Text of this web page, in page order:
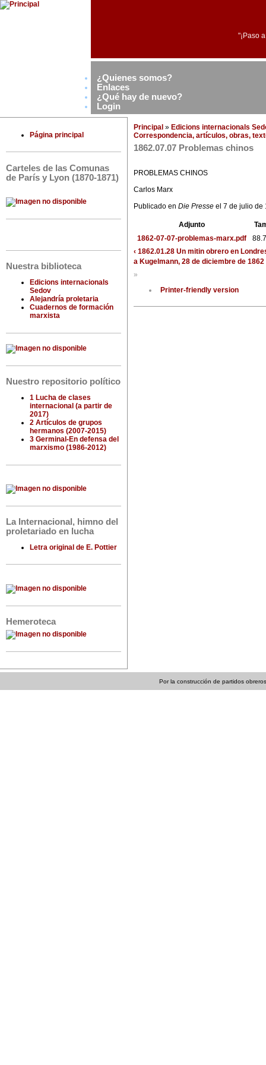
"¡Paso
¿Quienes somos?
Enlaces
¿Qué hay de nuevo?
Login
Página principal
Carteles de las Comunas
de París y Lyon (1870-1871)
Nuestra biblioteca
Edicions internacionals
Sedov
Alejandría proletaria
Cuadernos de formación
marxista
Nuestro repositorio político
1 Lucha de clases
internacional (a partir de
2017)
2 Artículos de grupos
hermanos (2007-2015)
3 Germinal-En defensa del
marxismo (1986-2012)
La Internacional, himno del
proletariado en lucha
Letra original de E. Pottier
Hemeroteca
Principal » Edicions internacionals
Correspondencia, artículos, obras,
1862.07.07 Problemas chinos
PROBLEMAS CHINOS
Carlos Marx
Publicado en Die Presse el 7 de julio de
Adjunto
1862-07-07-problemas-marx.pdf
‹ 1862.01.28 Un mitin obrero en
a Kugelmann, 28 de diciembre de 1862
»
Printer-friendly version
Por la construcción de partidos